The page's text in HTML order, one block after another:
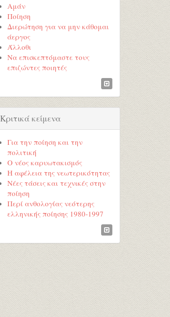
Αμάν
Ποίηση
Διερώτηση για να μην κάθομαι
άεργος
Άλλοθι
Να επισκεπτόμαστε τους
επιζώντες ποιητές
Κριτικά κείμενα
Για την ποίηση και την
πολιτική
Ο νέος καρυωτακισμός
Η αφέλεια της νεωτερικότητας
Νέες τάσεις και τεχνικές στην
ποίηση
Περί ανθολογίας νεότερης
ελληνικής ποίησης 1980-1997